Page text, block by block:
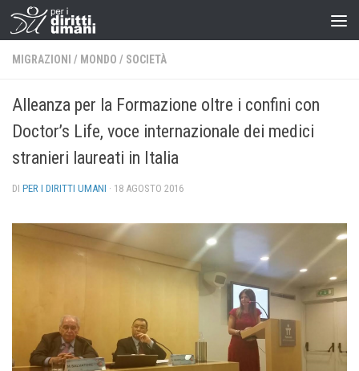
MIGRAZIONI / MONDO / SOCIETÀ
Alleanza per la Formazione oltre i confini con
Doctor’s Life, voce internazionale dei medici
stranieri laureati in Italia
DI PER I DIRITTI UMANI · 18 AGOSTO 2016